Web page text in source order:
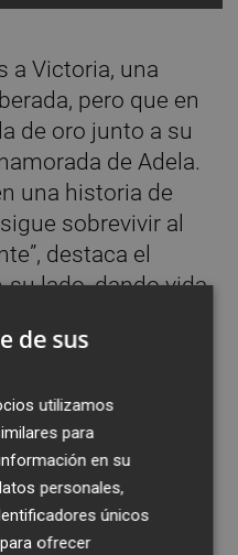
a Victoria, una
pero que en
de oro junto a su
de Adela.
una historia de
sobrevivir al
destaca el
su lado, dando vida
la que moverse
mucha suerte
siempre tan
en el que
de mí
de nuestra
de sus
utilizamos
para
en su
personales,
únicos
ofrecer